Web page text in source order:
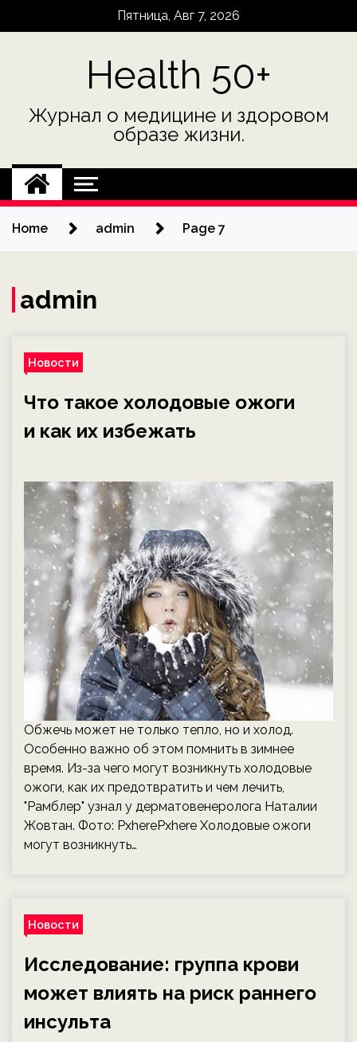
Пятница, Авг 7, 2026
Health 50+
Журнал о медицине и здоровом
образе жизни.
Home admin Page 7
admin
Новости
Что такое холодовые ожоги
и как их избежать
Обжечь может не только тепло, но и холод.
Особенно важно об этом помнить в зимнее
время. Из-за чего могут возникнуть холодовые
ожоги, как их предотвратить и чем лечить,
"Рамблер" узнал у дерматовенеролога Наталии
Жовтан. Фото: PxherePxhere Холодовые ожоги
могут возникнуть…
Новости
Исследование: группа крови
может влиять на риск раннего
инсульта